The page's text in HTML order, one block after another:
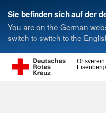
Sie befinden sich auf der
You are on the German
switch to switch to the
Ortsverein